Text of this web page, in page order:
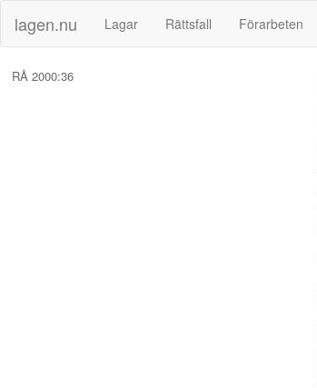
lagen.nu Lagar Rättsfall Förarbeten
RÅ 2000:36